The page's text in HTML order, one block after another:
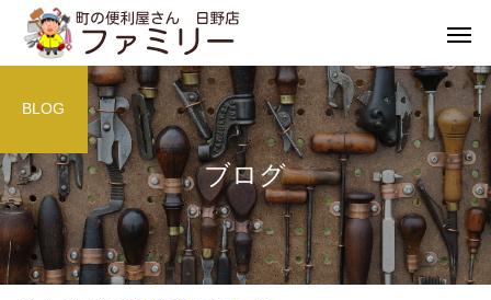
遺品整理 不用品処
コラム インフォメーション
ブログ
BLOG